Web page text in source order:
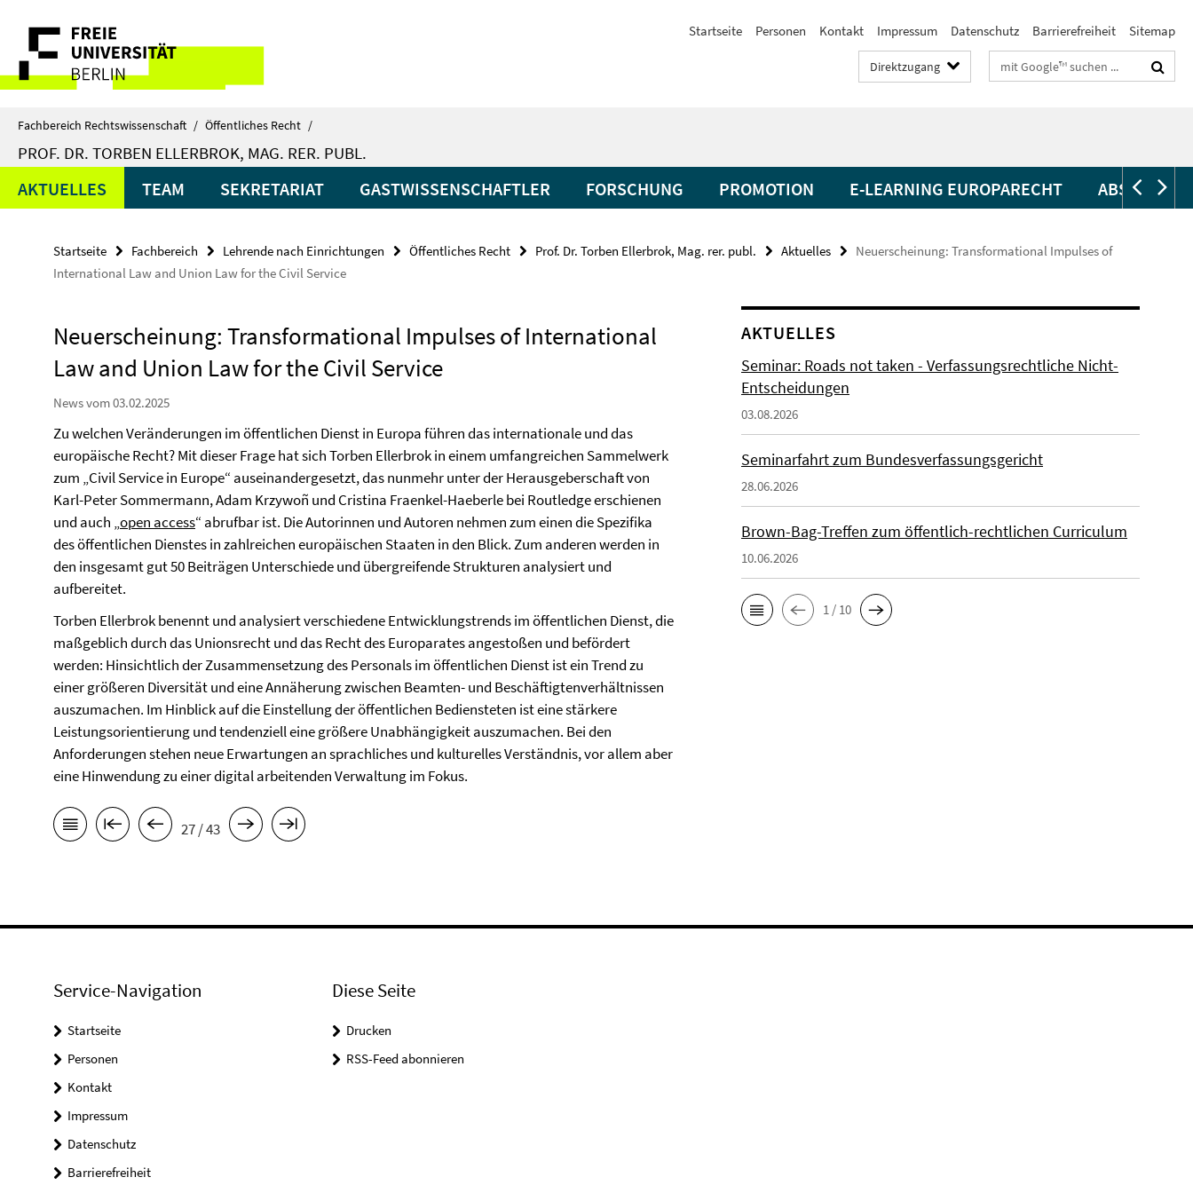
direkt
Inhalt
Service-
Navigation
Startseite Personen Kontakt Impressum Datenschutz Barrierefreiheit Sitemap
Direktzugang Suchbegriffe
Fachbereich Rechtswissenschaft / Öffentliches Recht /
PROF. DR. TORBEN ELLERBROK, MAG. RER. PUBL.
AKTUELLES TEAM SEKRETARIAT GASTWISSENSCHAFTLER FORSCHUNG PROMOTION E-LEARNING EUROPARECHT
Startseite Fachbereich Lehrende nach Einrichtungen Öffentliches Recht Prof. Dr. Torben Ellerbrok, Mag. rer. publ. Aktuelles
Neuerscheinung: Transformational Impulses of
International Law and Union Law for the Civil Service
Neuerscheinung: Transformational Impulses of International
Law and Union Law for the Civil Service
News vom 03.02.2025
Zu welchen Veränderungen im öffentlichen Dienst in Europa führen das internationale und das
europäische Recht? Mit dieser Frage hat sich Torben Ellerbrok in einem umfangreichen Sammelwerk
zum „Civil Service in Europe“ auseinandergesetzt, das nunmehr unter der Herausgeberschaft von
Karl-Peter Sommermann, Adam Krzywoñ und Cristina Fraenkel-Haeberle bei Routledge erschienen
und auch „open access“ abrufbar ist. Die Autorinnen und Autoren nehmen zum einen die Spezifika
des öffentlichen Dienstes in zahlreichen europäischen Staaten in den Blick. Zum anderen werden in
den insgesamt gut 50 Beiträgen Unterschiede und übergreifende Strukturen analysiert und
aufbereitet.
Torben Ellerbrok benennt und analysiert verschiedene Entwicklungstrends im öffentlichen Dienst, die
maßgeblich durch das Unionsrecht und das Recht des Europarates angestoßen und befördert
werden: Hinsichtlich der Zusammensetzung des Personals im öffentlichen Dienst ist ein Trend zu
einer größeren Diversität und eine Annäherung zwischen Beamten- und Beschäftigtenverhältnissen
auszumachen. Im Hinblick auf die Einstellung der öffentlichen Bediensteten ist eine stärkere
Leistungsorientierung und tendenziell eine größere Unabhängigkeit auszumachen. Bei den
Anforderungen stehen neue Erwartungen an sprachliches und kulturelles Verständnis, vor allem aber
eine Hinwendung zu einer digital arbeitenden Verwaltung im Fokus.
27 / 43
AKTUELLES
Seminar: Roads not taken - Verfassungsrechtliche Nicht-
Entscheidungen
03.08.2026
Seminarfahrt zum Bundesverfassungsgericht
28.06.2026
Brown-Bag-Treffen zum öffentlich-rechtlichen Curriculum
10.06.2026
1 / 10
Service-Navigation
Startseite
Personen
Kontakt
Impressum
Datenschutz
Barrierefreiheit
Diese Seite
Drucken
RSS-Feed abonnieren